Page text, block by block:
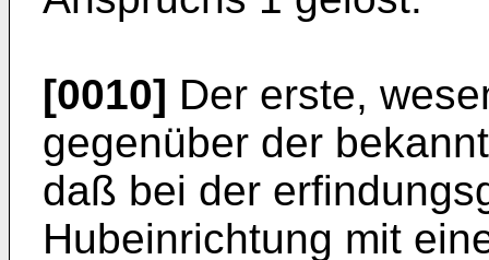
[0010] Der erste,
gegenüber der
daß bei der
Hubeinrichtung mit